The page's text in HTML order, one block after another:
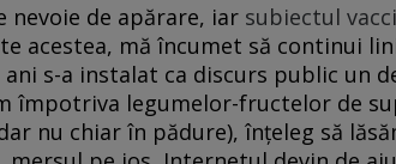
nevoie de apărare, iar subiectul
acestea, mă încumet să continui
s-a instalat ca discurs public un
împotriva legumelor-fructelor de
nu chiar în pădure), înţeleg să